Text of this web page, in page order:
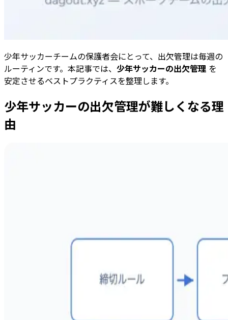
少年サッカーチームの保護者会にとって、出欠管理は毎週の
ルーティンです。本記事では、 少年サッカーの出欠管理 を
安定させるベストプラクティスを整理します。
少年サッカーの出欠管理が難しくなる理
由